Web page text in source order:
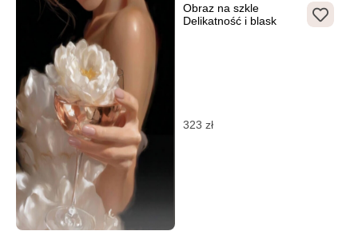
Obraz na szkle
Delikatność i blask
323 zł